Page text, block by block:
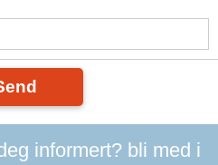
informert? bli med i